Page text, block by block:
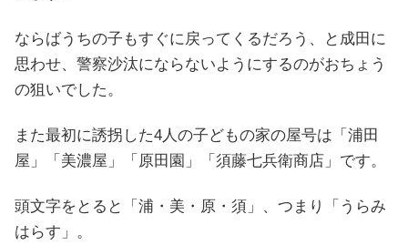
ならばうちの子もすぐに戻ってくるだろう、と成田に
思わせ、警察沙汰にならないようにするのがおちょう
の狙いでした。
また最初に誘拐した4人の子どもの家の屋号は「浦田
屋」「美濃屋」「原田園」「須藤七兵衛商店」です。
頭文字をとると「浦・美・原・須」、つまり「うらみ
はらす」。